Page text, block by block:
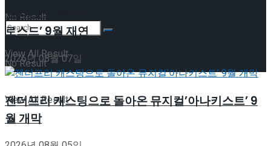
No Result
View All Result
No Result
View All Result
‘로미오와 줄리엣’의 발칙한 평행세계,연극 ‘스타크
로스드’ 9월 재연
2026년 08월 07일
젠더프리 캐스팅으로 돌아온 뮤지컬’아나키스트’ 9
월 개막